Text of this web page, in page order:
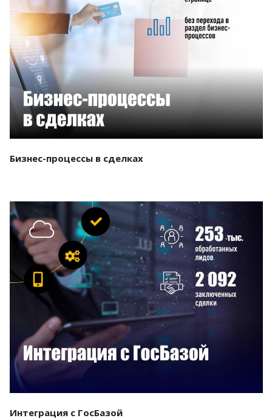
Бизнес-процессы в сделках
Смотреть проект
Интеграция с ГосБазой